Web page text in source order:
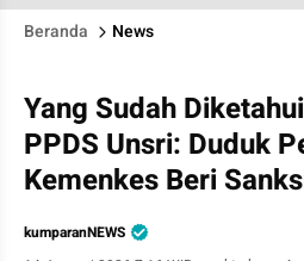
Beranda News
Yang Sudah
PPDS Unsri: Duduk
Kemenkes Beri
kumparanNEWS